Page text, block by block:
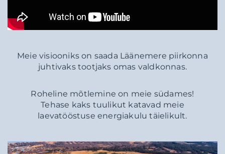
Meie visiooniks on saada Läänemere piirkonna
juhtivaks tootjaks omas valdkonnas.
Roheline mõtlemine on meie südames!
Tehase kaks tuulikut katavad meie
laevatööstuse energiakulu täielikult.